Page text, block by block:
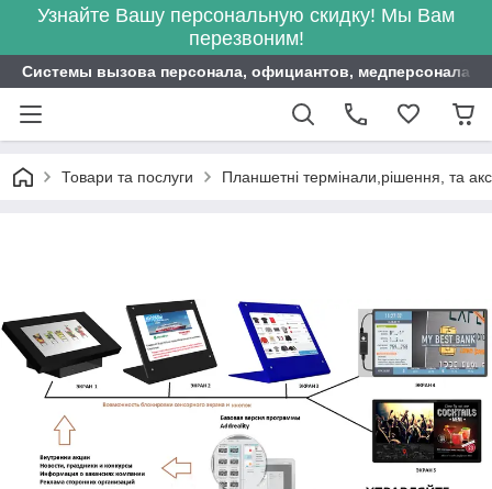
Узнайте Вашу персональную скидку! Мы Вам
перезвоним!
Системы вызова персонала, официантов, медперсонала
Товари та послуги Планшетні термінали,рішення, та